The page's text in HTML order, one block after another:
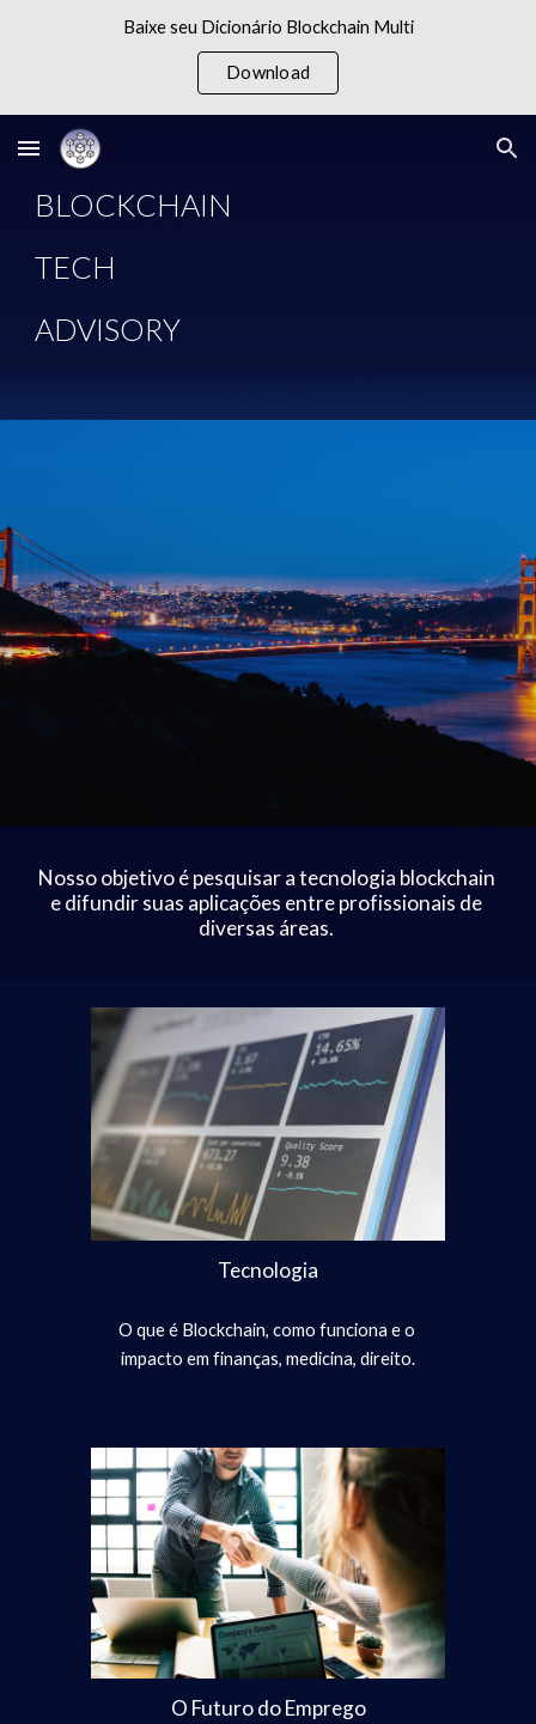
Baixe seu Dicionário Blockchain Multi
Download
BLOCKCHAIN
TECH
ADVISORY
Nosso objetivo é pesquisar a tecnologia blockchain
e difundir suas aplicações entre profissionais de
diversas áreas.
Tecnologia
O que é Blockchain, como funciona e o
impacto em finanças, medicina, direito.
O Futuro do Emprego